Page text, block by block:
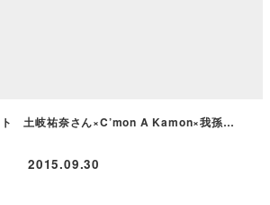
ト 土岐祐奈さん×C’mon A Kamon×我孫…
2015.09.30